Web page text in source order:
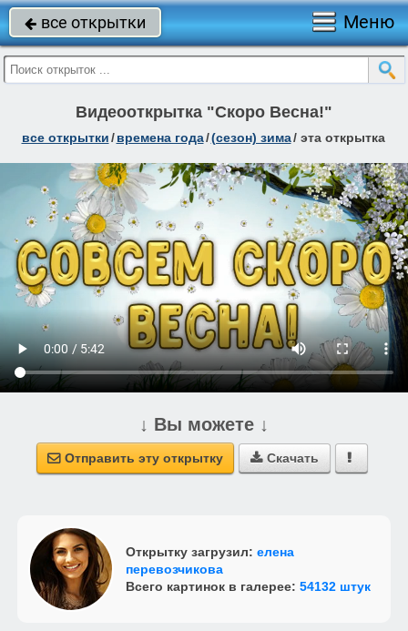
 все открытки Меню
Видеооткрытка "Скоро Весна!"
все открытки/ времена года/(сезон) зима/ эта открытка
↓ Вы можете ↓
 Отправить эту открытку  Скачать 
Открытку загрузил: елена
перевозчикова
Всего картинок в галерее: 54132 штук